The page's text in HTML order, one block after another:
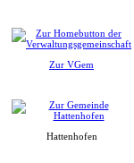
Zur VGem
Hattenhofen